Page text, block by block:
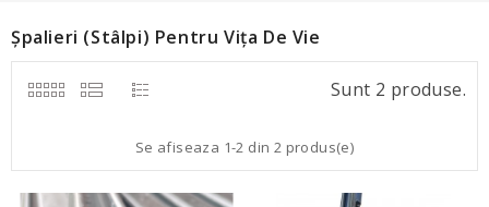
Șpalieri (Stâlpi) Pentru Vița De Vie
Sunt 2 produse.
Se afiseaza 1-2 din 2 produs(e)